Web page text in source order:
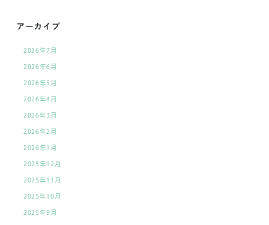
記
事
へ
の
リ
ン
ク
アーカイブ
2026年7月
2026年6月
2026年5月
2026年4月
2026年3月
2026年2月
2026年1月
2025年12月
2025年11月
2025年10月
2025年9月